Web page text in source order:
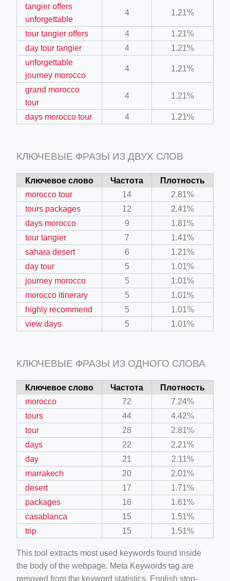
crew-neck-navy-blue/
feed-calculator
tangier offers
unforgettable
4 1.21%
tour tangier offers 4
1.21%
day tour tangier
4
1.21%
unforgettable
journey morocco
4 1.21%
grand morocco
tour
4 1.21%
days morocco tour 4 1.21%
КЛЮЧЕВЫЕ ФРАЗЫ ИЗ ДВУХ СЛОВ
Ключевое слово Частота
Плотность
morocco tour
14
2.81%
tours packages
12
2.41%
days morocco
9
1.81%
tour tangier
7
1.41%
sahara desert
6
1.21%
day tour
5
1.01%
journey morocco
5
1.01%
morocco itinerary
5
1.01%
highly recommend
5
1.01%
view days
5 1.01%
КЛЮЧЕВЫЕ ФРАЗЫ ИЗ ОДНОГО СЛОВА
Ключевое слово Частота
Плотность
morocco
72
7.24%
tours
44
4.42%
tour
28
2.81%
days
22
2.21%
day
21
2.11%
marrakech
20
2.01%
desert
17
1.71%
packages
16
1.61%
casablanca
15
1.51%
trip
15 1.51%
This tool extracts most used keywords found inside
the body of the webpage. Meta Keywords tag are
removed from the keyword statistics. English stop-